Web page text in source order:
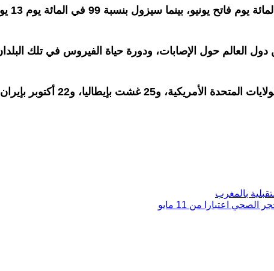
العالم حول الإصابات، ودورة حياة الفيروس في تلك
بالمغرب
اعتبارا من 11 مايو